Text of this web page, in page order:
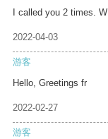
I called you 2 times. W
2022-04-03
游客
Hello, Greetings fr
2022-02-27
游客